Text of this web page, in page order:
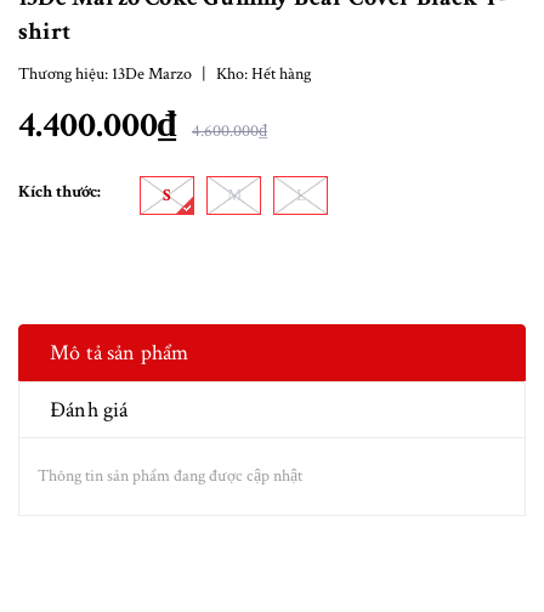
shirt
Thương hiệu: 13De Marzo Kho:Hết hàng
4.400.000₫ 4.600.000₫
Kích thước: S M L
Mô tả sản phẩm
Đánh giá
Thông tin sản phẩm đang được cập nhật